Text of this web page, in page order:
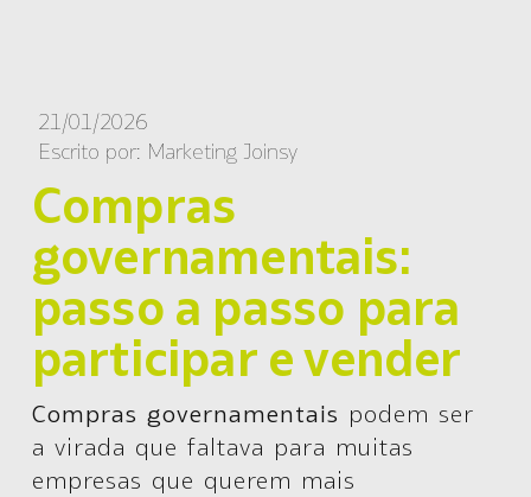
21/01/2026
Escrito por: Marketing Joinsy
Compras
governamentais:
passo a passo para
participar e vender
Compras governamentais podem ser
a virada que faltava para muitas
empresas que querem mais